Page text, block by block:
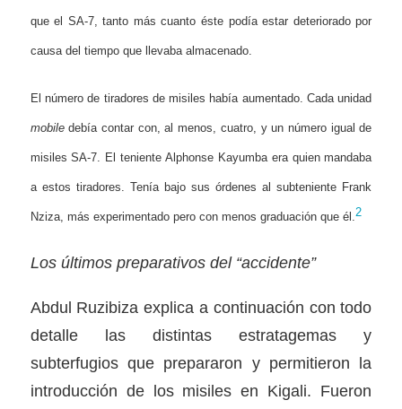
que el SA-7, tanto más cuanto éste podía estar deteriorado por
causa del tiempo que llevaba almacenado.
El número de tiradores de misiles había aumentado. Cada unidad
mobiledebía contar con, al menos, cuatro, y un número igual de
misiles SA-7. El teniente Alphonse Kayumba era quien mandaba
a estos tiradores. Tenía bajo sus órdenes al subteniente Frank
Nziza, más experimentado pero con menos graduación que él. 2
Los últimos preparativos del “accidente”
Abdul Ruzibiza explica a continuación con todo
detalle las distintas estratagemas y
subterfugios que prepararon y permitieron la
introducción de los misiles en Kigali. Fueron